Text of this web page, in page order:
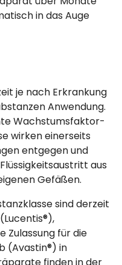
in das Auge
je nach Erkrankung
Anwendung.
Wachstumsfaktor-
wirken einerseits
entgegen und
aus
Gefäßen.
sind derzeit
Zulassung für die
(Avastin®) in